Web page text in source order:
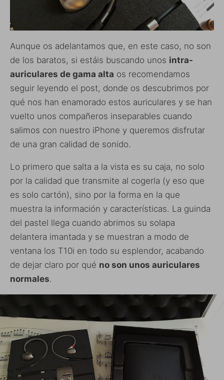
Aunque os adelantamos que, en este caso, no son
de los baratos, si estáis buscando unos intra-
auriculares de gama alta os recomendamos
seguir leyendo el post, donde os descubrimos por
qué nos han enamorado estos auriculares y se han
vuelto unos compañeros inseparables cuando
salimos con nuestro iPhone y queremos disfrutar
de una gran calidad de sonido.
Lo primero que salta a la vista es su caja, no solo
por la calidad que transmite al cogerla (y eso que
es solo cartón), sino por la forma en la que
muestra la información y características. La guinda
del pastel llega cuando abrimos su solapa
delantera imantada y se muestran a modo de
ventana los T10i en todo su esplendor, acabando
de dejar claro por qué no son unos auriculares
normales.